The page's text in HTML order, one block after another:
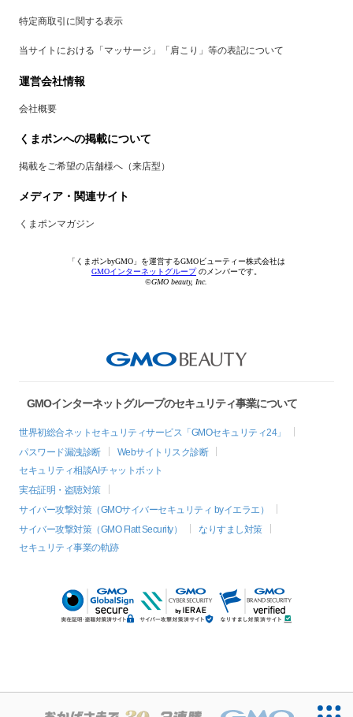
特定商取引に関する表示
当サイトにおける「マッサージ」「肩こり」等の表記について
運営会社情報
会社概要
くまポンへの掲載について
掲載をご希望の店舗様へ（来店型）
メディア・関連サイト
くまポンマガジン
「くまポンbyGMO」を運営するGMOビューティー株式会社は
GMOインターネットグループのメンバーです。
©GMO beauty, Inc.
GMOインターネットグループのセキュリティ事業について
世界初総合ネットセキュリティサービス「GMOセキュリティ24」
パスワード漏洩診断
Webサイトリスク診断
セキュリティ相談AIチャットボット
実在証明・盗聴対策
サイバー攻撃対策（GMOサイバーセキュリティ byイエラエ）
サイバー攻撃対策（GMO Flatt Security）
なりすまし対策
セキュリティ事業の軌跡